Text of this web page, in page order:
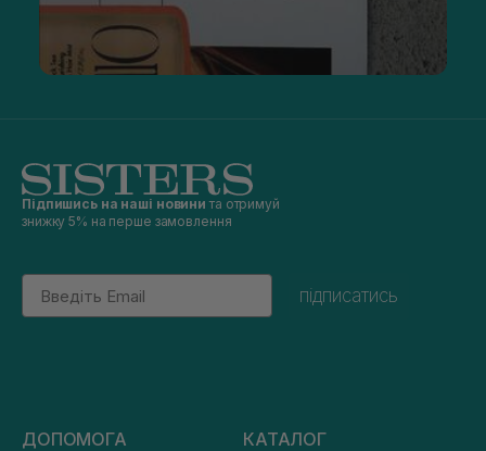
Підпишись на наші новини та отримуй
знижку 5% на перше замовлення
Email
підписатись
ДОПОМОГА КАТАЛОГ